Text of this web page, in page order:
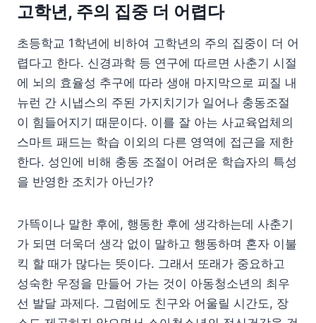
고학년, 주의 집중 더 어렵다
초등학교 1학년에 비하여 고학년의 주의 집중이 더 어
렵다고 한다. 신경과학 등 연구에 따르면 사춘기 시절
에 뇌의 효율성 추구에 따라 생애 마지막으로 피질 내
뉴런 간 시냅스의 주된 가지치기가 일어나 충동조절
이 힘들어지기 때문이다. 이를 잘 아는 사교육업체의
스마트 패드는 학습 이외의 다른 영역에 접근을 제한
한다. 성인에 비해 충동 조절이 어려운 학습자의 특성
을 반영한 조치가 아닌가?
가뜩이나 말한 후에, 행동한 후에 생각하는데 사춘기
가 되면 더욱더 생각 없이 말하고 행동하며 혼자 이불
킥 할 때가 많다는 뜻이다. 그래서 또래가 중요하고
성숙한 우정을 만들어 가는 것이 아동청소년의 최우
선 발달 과제다. 그럼에도 친구와 어울릴 시간도, 장